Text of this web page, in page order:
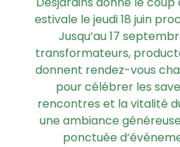
estivale le jeudi 18 juin
Jusqu’au 17
transformateurs,
donnent rendez-vous
pour célébrer les
rencontres et la vitalité
une ambiance
ponctuée